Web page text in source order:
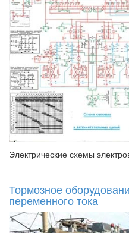
Электрические схемы
Тормозное
переменного тока